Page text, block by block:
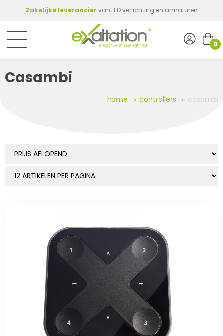
Zakelijke leverancier van LED verlichting en armaturen
0
Casambi
home controllers casambi